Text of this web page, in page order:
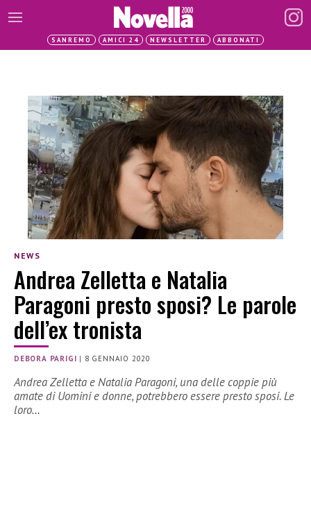
SANREMO AMICI 24 NEWSLETTER ABBONATI
NEWS
Andrea Zelletta e Natalia
Paragoni presto sposi? Le parole
dell’ex tronista
DEBORA PARIGI | 8 GENNAIO 2020
Andrea Zelletta e Natalia Paragoni, una delle coppie più
amate di Uomini e donne, potrebbero essere presto sposi. Le
loro…